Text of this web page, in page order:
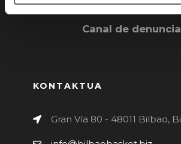
Canal de
KONTAKTUA
Gran Vía 80 - 48011 Bilbao,